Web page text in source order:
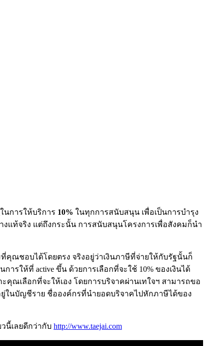
ในการให้บริการ 10% ในทุกการสนับสนุน เพื่อเป็นการบำรุง
แท้จริง แต่ถึงกระนั้น การสนับสนุนโครงการเพื่อสังคมก็นำ
คุณชอบได้โดยตรง จริงอยู่ว่าเงินภาษีที่จ่ายให้กับรัฐนั้นก็
รให้ที่ active ขึ้น ด้วยการเลือกที่จะใช้ 10% ของเงินได้
ณเลือกที่จะให้เอง โดยการบริจาคผ่านเทใจฯ สามารถขอ
ในบัญชีราย ชื่อองค์กรที่นำยอดบริจาคไปหักภาษีได้ของ
นี้เลยดีกว่ากับ http://www.taejai.com